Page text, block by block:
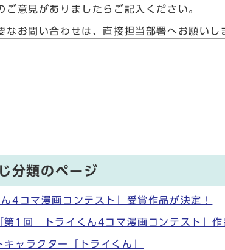
ご意見がありましたらご記入ください。
なお問い合わせは、直接担当部署へお願い
分類のページ
4コマ漫画コンテスト」受賞作品が決定！
第1回 トライくん4コマ漫画コンテスト」作
ャラクター「トライくん」